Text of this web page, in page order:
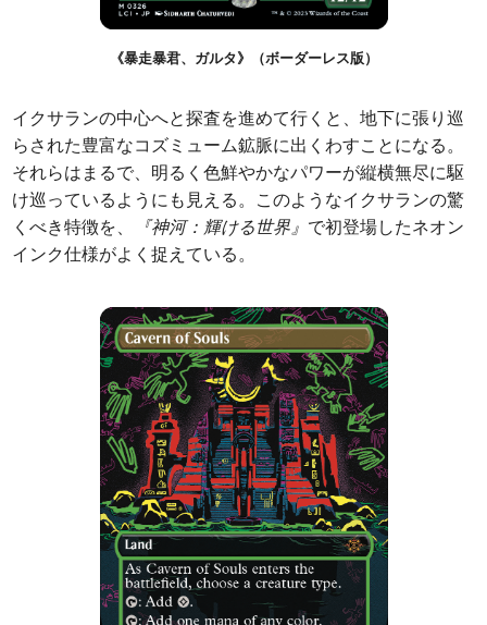
《暴走暴君、ガルタ》（ボーダーレス版）
イクサランの中心へと探査を進めて行くと、地下に張り巡
らされた豊富なコズミューム鉱脈に出くわすことになる。
それらはまるで、明るく色鮮やかなパワーが縦横無尽に駆
け巡っているようにも見える。このようなイクサランの驚
くべき特徴を、
『神河：輝ける世界』 で初登場したネオン
インク仕様がよく捉えている。